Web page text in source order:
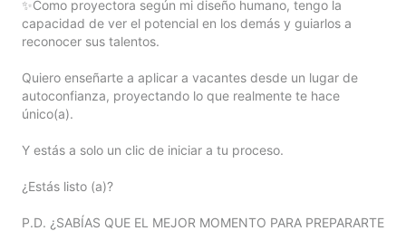
✨Como proyectora según mi diseño humano, tengo la
capacidad de ver el potencial en los demás y guiarlos a
reconocer sus talentos.
Quiero enseñarte a aplicar a vacantes desde un lugar de
autoconfianza, proyectando lo que realmente te hace
único(a).
Y estás a solo un clic de iniciar a tu proceso.
¿Estás listo (a)?
P.D. ¿SABÍAS QUE EL MEJOR MOMENTO PARA PREPARARTE